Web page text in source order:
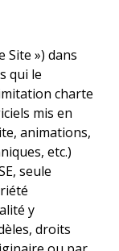
Site ») dans
qui le
charte
mis en
animations,
etc.)
seule
y
droits